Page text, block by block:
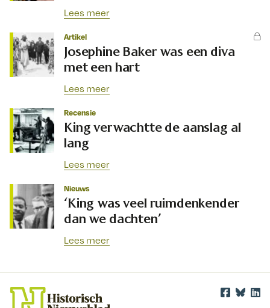
Lees meer
Artikel
Josephine Baker was een diva
met een hart
Lees meer
Recensie
King verwachtte de aanslag al
lang
Lees meer
Nieuws
‘King was veel ruimdenkender
dan we dachten’
Lees meer